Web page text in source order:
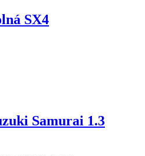
SX4
Samurai 1.3